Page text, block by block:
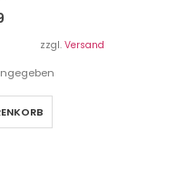
zzgl. Versand